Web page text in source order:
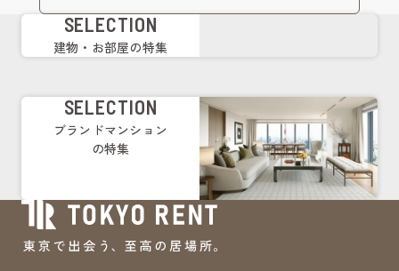
SELECTION
建物・お部屋の特集
SELECTION
ブランドマンション
の特集